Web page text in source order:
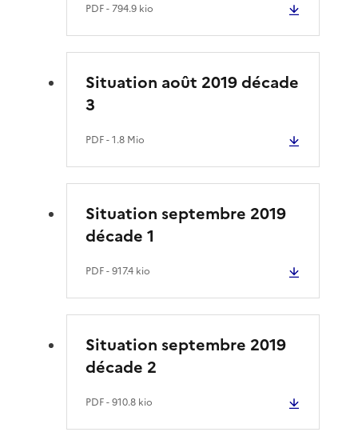
PDF- 794.9 kio
Situation août 2019 décade
3
PDF- 1.8 Mio
Situation septembre 2019
décade 1
PDF- 917.4 kio
Situation septembre 2019
décade 2
PDF- 910.8 kio